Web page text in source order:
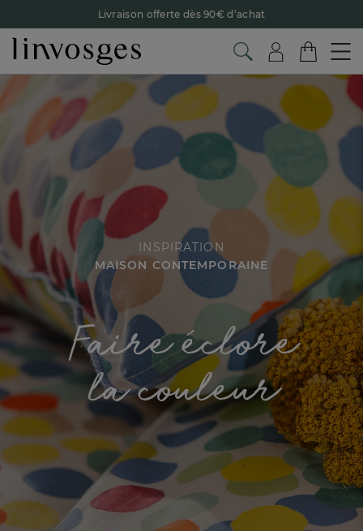
Payez en 3x ou 4x sans frais avec Alma
Le parrainage Linvosges : offrez 15€, recevez 15€ !
Je
découvre
-40% sur votre coup de coeur
dès 2 articles achetés !
J'en
INSPIRATION
MAISON CONTEMPORAINE
Faire'eclore
la couleur